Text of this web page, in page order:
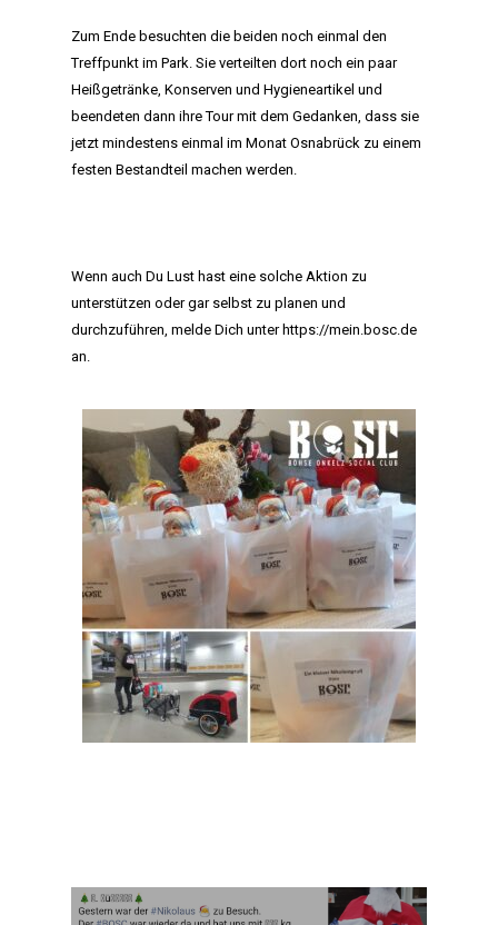
Zum Ende besuchten die beiden noch einmal den
Treffpunkt im Park. Sie verteilten dort noch ein paar
Heißgetränke, Konserven und Hygieneartikel und
beendeten dann ihre Tour mit dem Gedanken, dass sie
jetzt mindestens einmal im Monat Osnabrück zu einem
festen Bestandteil machen werden.
Wenn auch Du Lust hast eine solche Aktion zu
unterstützen oder gar selbst zu planen und
durchzuführen, melde Dich unter https://mein.bosc.de
an.
HOME
AKTIVITÄTEN
CLUB
SHOP